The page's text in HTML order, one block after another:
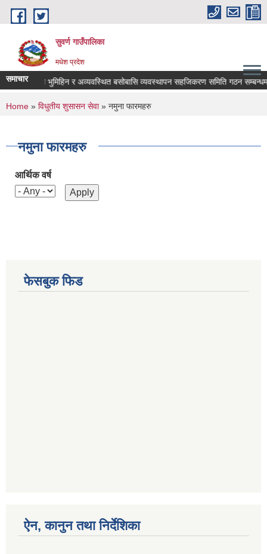
Skip to main content
सुवर्ण गाउँपालिका
मधेश प्रदेश
समाचार
वडा स्तरीय भुमिहिन र अव्यवस्थित बसोबासि व्यवस्थापन सहजिकरण समिति गठन सम्बन्धमा
You are here
Home » विधुतीय शुसासन सेवा» नमुना फारमहरु
नमुना फारमहरु
आर्थिक वर्ष
फेसबुक फिड
ऐन, कानुन तथा निर्देशिका